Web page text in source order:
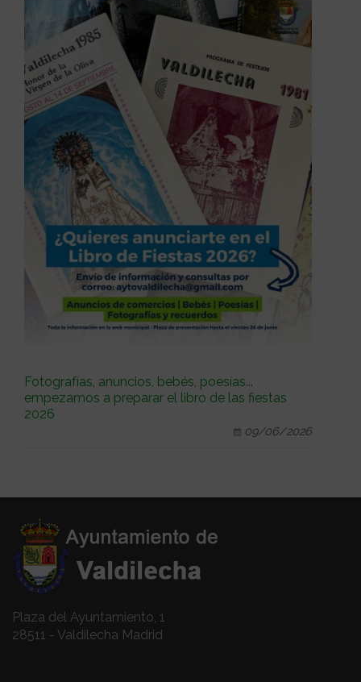
Fotografías, anuncios, bebés, poesías...
empezamos a preparar el libro de las fiestas
2026
09/06/2026
Plaza del Ayuntamiento, 1
28511 - Valdilecha Madrid